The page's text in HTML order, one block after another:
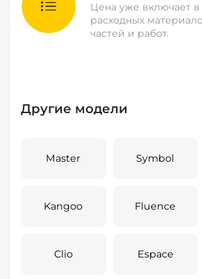
Цена уже включает в
расходных
частей и работ.
Другие модели
Master Symbol
Kangoo Fluence
Clio Espace